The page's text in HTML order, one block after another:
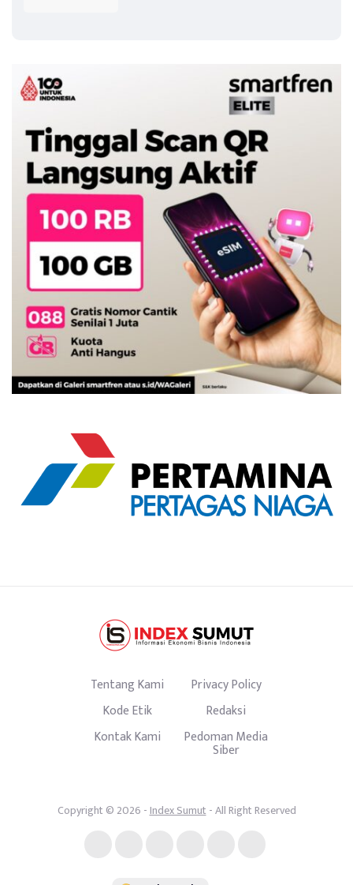
Tentang Kami
Privacy Policy
Kode Etik
Redaksi
Kontak Kami
Pedoman Media
Siber
Copyright © 2026 -Index Sumut- All Right Reserved